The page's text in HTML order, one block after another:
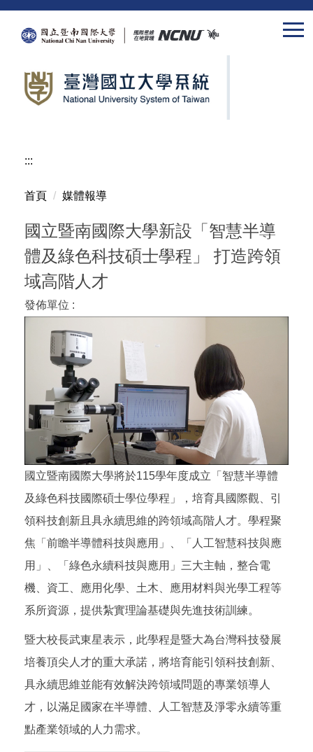
跳
:::
首頁 媒體報導
國立暨南國際大學新設「智慧半導
體及綠色科技碩士學程」 打造跨領
域高階人才
發佈單位 :
國立暨南國際大學將於115學年度成立「智慧半導體
及綠色科技國際碩士學位學程」，培育具國際觀、引
領科技創新且具永續思維的跨領域高階人才。學程聚
焦「前瞻半導體科技與應用」、「人工智慧科技與應
用」、「綠色永續科技與應用」三大主軸，整合電
機、資工、應用化學、土木、應用材料與光學工程等
系所資源，提供紮實理論基礎與先進技術訓練。
暨大校長武東星表示，此學程是暨大為台灣科技發展
培養頂尖人才的重大承諾，將培育能引領科技創新、
具永續思維並能有效解決跨領域問題的專業領導人
才，以滿足國家在半導體、人工智慧及淨零永續等重
點產業領域的人力需求。